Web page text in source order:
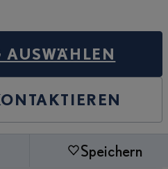
AUSWÄHLEN
Speichern